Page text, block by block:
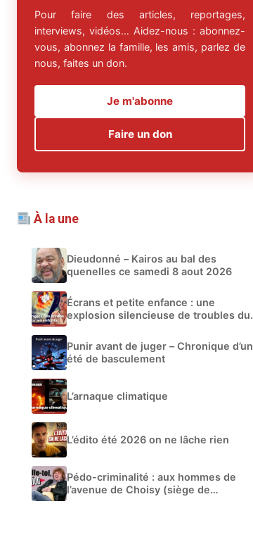
Pour faire des articles, reportages,
interviews, vidéos… Aidez-nous : abonnez-
vous, abonnez la famille, les amis, parlez de
nous, faites un don.
Je m'abonne
Faire un don
À la une
Dieudonné – Kairos au bal des
quenelles ce samedi 8 aout 2026
Écrans et petite enfance : une
explosion silencieuse de troubles du
Punir avant de juger – Chronique d’un
été de basculement
L’arnaque climatique
L’édito été 2026 on ne lâche rien
Pédo-criminalité : aux hommes de
l’avenue de Choisy (siège de